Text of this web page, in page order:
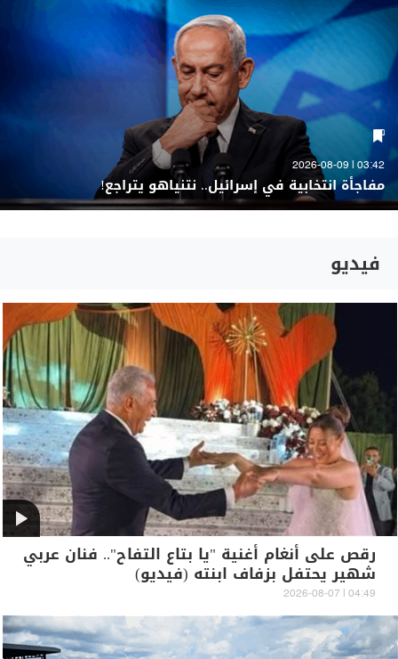
03:42 | 2026-08-09
مفاجأة انتخابية في إسرائيل.. نتنياهو يتراجع!
فيديو
رقص على أنغام أغنية "يا بتاع التفاح".. فنان عربي
شهير يحتفل بزفاف ابنته (فيديو)
04:49 | 2026-08-07